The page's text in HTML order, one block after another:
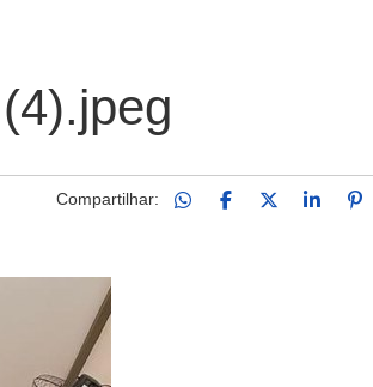
Compartilhar: